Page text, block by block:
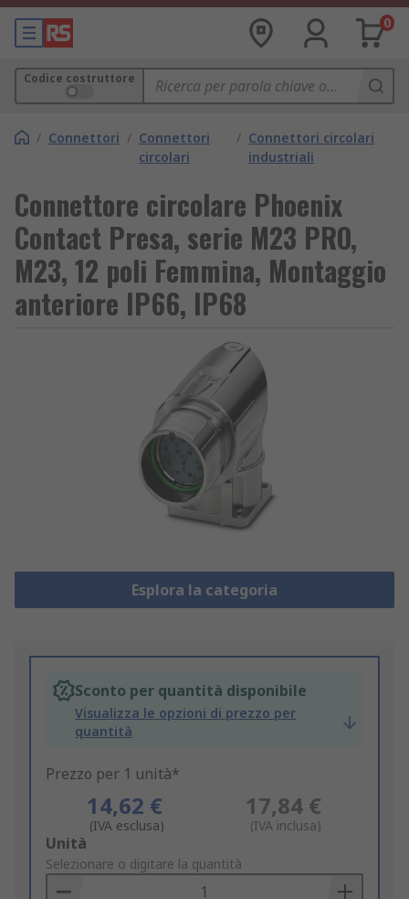
0
Codice costruttore
/ Connettori / Connettori
circolari
/ Connettori circolari
industriali
Connettore circolare Phoenix
Contact Presa, serie M23 PRO,
M23, 12 poli Femmina, Montaggio
anteriore IP66, IP68
Esplora la categoria
Sconto per quantità disponibile
Visualizza le opzioni di prezzo per
quantità
Prezzo per 1 unità*
14,62 €
(IVA esclusa)
17,84 €
(IVA inclusa)
Add
to
Basket
Unità
Selezionare o digitare la quantità